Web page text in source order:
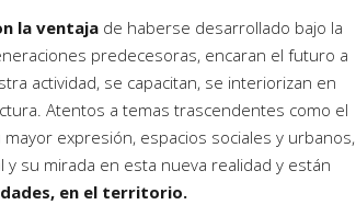
la ventaja de haberse desarrollado bajo la
predecesoras, encaran el futuro a
actividad, se capacitan, se interiorizan en
Atentos a temas trascendentes como el
expresión, espacios sociales y urbanos,
su mirada en esta nueva realidad y están
en el territorio.